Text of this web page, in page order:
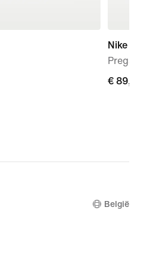
Nike Mind
Pregame
€ 89,99
€ 89,99
België